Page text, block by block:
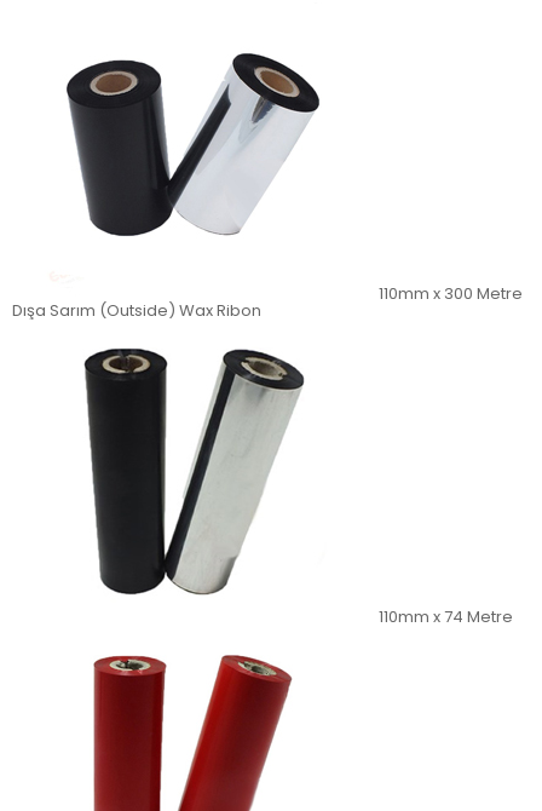
110mm x 300 Metre
Dışa Sarım (Outside) Wax Ribon
110mm x 74 Metre